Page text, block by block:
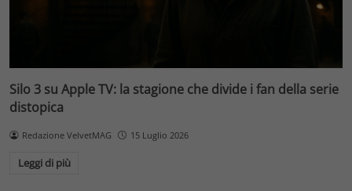
Silo 3 su Apple TV: la stagione che divide i fan della serie
distopica
Redazione VelvetMAG 15 Luglio 2026
Leggi di più